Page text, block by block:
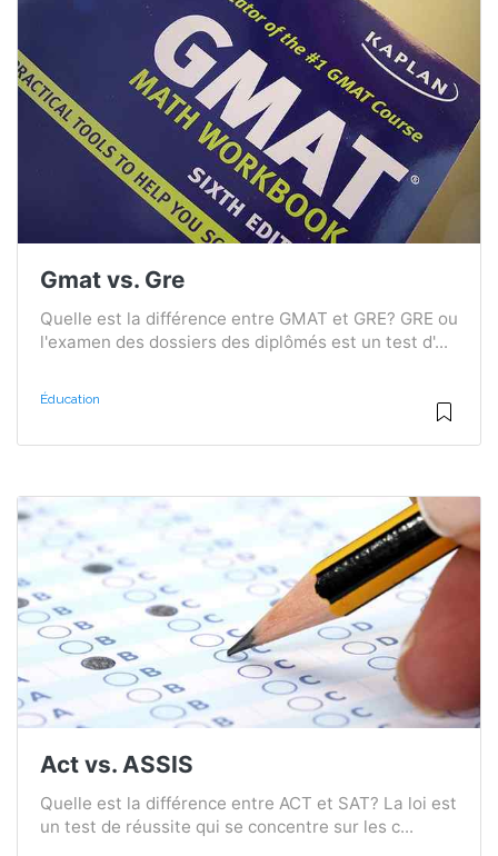
Gmat vs. Gre
Quelle est la différence entre GMAT et GRE? GRE ou
l'examen des dossiers des diplômés est un test d'...
Éducation
Act vs. ASSIS
Quelle est la différence entre ACT et SAT? La loi est
un test de réussite qui se concentre sur les c...